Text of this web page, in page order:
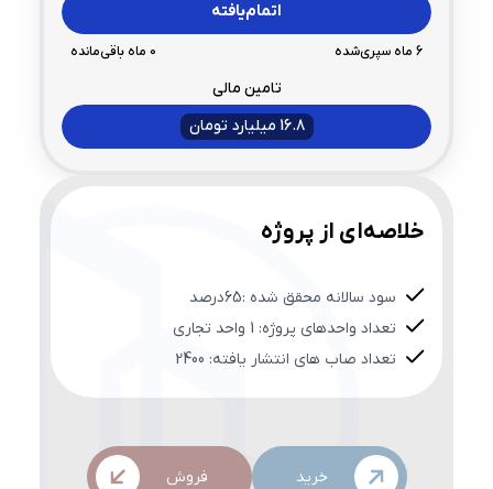
اتمام‌یافته
6 ماه سپری‌شده 0 ماه باقی‌مانده
تامین مالی
16.8 میلیارد تومان
خلاصه‌ای از پروژه
سود سالانه محقق شده :65درصد
تعداد واحدهای پروژه: 1 واحد تجاری
تعداد صاب های انتشار یافته: 2400
خرید فروش